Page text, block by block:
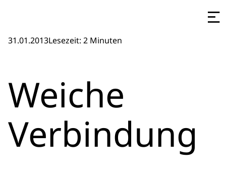
31.01.2013Lesezeit: 2 Minuten
Weiche
Verbindung